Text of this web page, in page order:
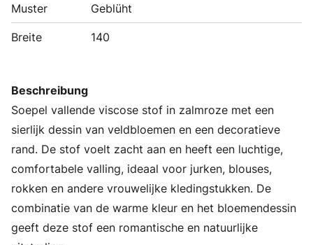
Muster Geblüht
Breite 140
Beschreibung
Soepel vallende viscose stof in zalmroze met een
sierlijk dessin van veldbloemen en een decoratieve
rand. De stof voelt zacht aan en heeft een luchtige,
comfortabele valling, ideaal voor jurken, blouses,
rokken en andere vrouwelijke kledingstukken. De
combinatie van de warme kleur en het bloemendessin
geeft deze stof een romantische en natuurlijke